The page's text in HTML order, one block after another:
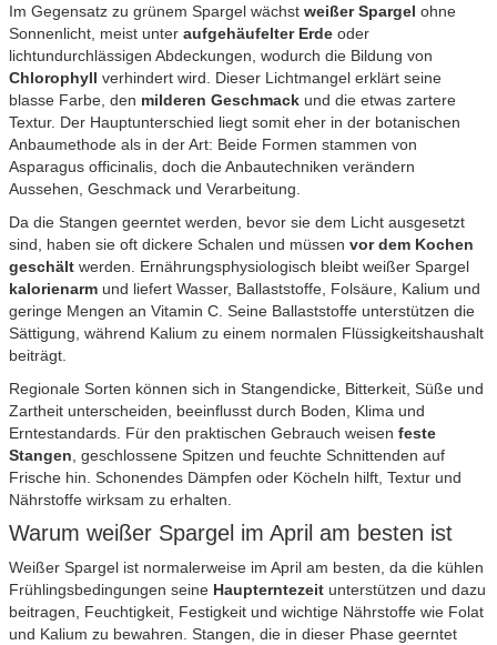
Im Gegensatz zu grünem Spargel wächst weißer Spargel ohne
Sonnenlicht, meist unter aufgehäufelter Erde oder
lichtundurchlässigen Abdeckungen, wodurch die Bildung von
Chlorophyll verhindert wird. Dieser Lichtmangel erklärt seine
blasse Farbe, den milderen Geschmack und die etwas zartere
Textur. Der Hauptunterschied liegt somit eher in der botanischen
Anbaumethode als in der Art: Beide Formen stammen von
Asparagus officinalis, doch die Anbautechniken verändern
Aussehen, Geschmack und Verarbeitung.
Da die Stangen geerntet werden, bevor sie dem Licht ausgesetzt
sind, haben sie oft dickere Schalen und müssen vor dem Kochen
geschält werden. Ernährungsphysiologisch bleibt weißer Spargel
kalorienarm und liefert Wasser, Ballaststoffe, Folsäure, Kalium und
geringe Mengen an Vitamin C. Seine Ballaststoffe unterstützen die
Sättigung, während Kalium zu einem normalen Flüssigkeitshaushalt
beiträgt.
Regionale Sorten können sich in Stangendicke, Bitterkeit, Süße und
Zartheit unterscheiden, beeinflusst durch Boden, Klima und
Erntestandards. Für den praktischen Gebrauch weisen feste
Stangen , geschlossene Spitzen und feuchte Schnittenden auf
Frische hin. Schonendes Dämpfen oder Köcheln hilft, Textur und
Nährstoffe wirksam zu erhalten.
Warum weißer Spargel im April am besten ist
Weißer Spargel ist normalerweise im April am besten, da die kühlen
Frühlingsbedingungen seine Haupterntezeit unterstützen und dazu
beitragen, Feuchtigkeit, Festigkeit und wichtige Nährstoffe wie Folat
und Kalium zu bewahren. Stangen, die in dieser Phase geerntet